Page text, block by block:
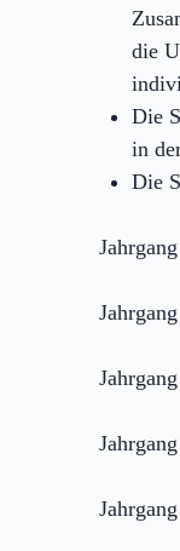
die
Die
in
Die